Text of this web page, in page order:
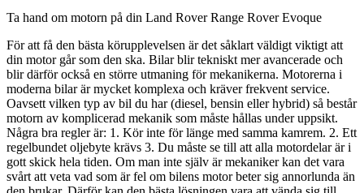
Ta hand om motorn på din Land Rover Range Rover Evoque
För att få den bästa körupplevelsen är det såklart väldigt viktigt att
din motor går som den ska. Bilar blir tekniskt mer avancerade och
blir därför också en större utmaning för mekanikerna. Motorerna i
moderna bilar är mycket komplexa och kräver frekvent service.
Oavsett vilken typ av bil du har (diesel, bensin eller hybrid) så består
motorn av komplicerad mekanik som måste hållas under uppsikt.
Några bra regler är: 1. Kör inte för länge med samma kamrem. 2. Ett
regelbundet oljebyte krävs 3. Du måste se till att alla motordelar är i
gott skick hela tiden. Om man inte själv är mekaniker kan det vara
svårt att veta vad som är fel om bilens motor beter sig annorlunda än